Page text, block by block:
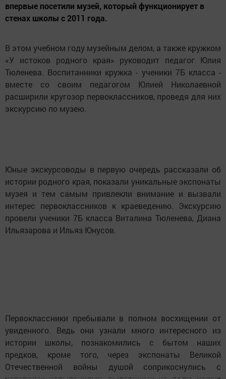
впервые посетили музей, который функционирует в
стенах школы с 2011 года.
В этом учебном году музейным делом, а также кружком
«У истоков родного края» руководит педагог Юлия
Тюленева. Воспитанники кружка - ученики 7Б класса -
вместе со своим педагогом Юлией Николаевной
расширили кругозор первоклассников, проведя для них
экскурсию по музею.
Юные экскурсоводы в первую очередь рассказали об
истории родного края, показали уникальные экспонаты
музея и тем самым привлекли внимание и вызвали
интерес первоклассников к краеведению. Экскурсию
провели ученики 7Б класса Виталина Тюленева, Диана
Ильязарова и Ильяз Юнусов.
Первоклассники пребывали в полном восхищении от
увиденного. Ведь они узнали много интересного из
истории школы, познакомились с бытом наших
предков, кроме того, через экспонаты Великой
Отечественной войны душой соприкоснулись с